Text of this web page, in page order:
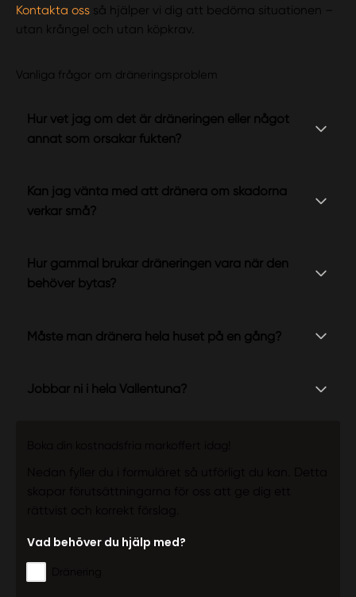
Kontakta oss så hjälper vi dig att bedöma situationen –
utan krångel och utan köpkrav.
Vanliga frågor om dräneringsproblem
Hur vet jag om det är dräneringen eller något
annat som orsakar fukten?
Kan jag vänta med att dränera om skadorna
verkar små?
Hur gammal brukar dräneringen vara när den
behöver bytas?
Måste man dränera hela huset på en gång?
Jobbar ni i hela Vallentuna?
Vad behöver du hjälp med?